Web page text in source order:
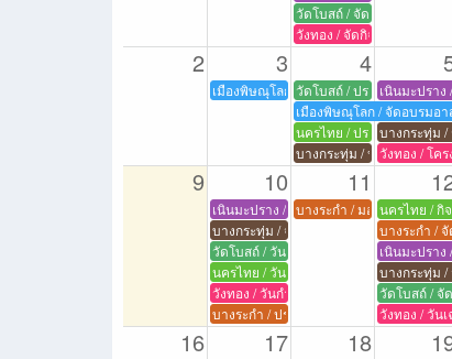
วัดโบสถ์ / จัดกิจกรรมเฉลิม
วังทอง / จัดกิจกรรมเฉลิมพ
2 3 4
เมืองพิษณุโลก / ประชุมซักซ้อมทำความเข้
วัดโบสถ์ / ประชุมประจำเ
เนินมะปราง
เมืองพิษณุโลก / จัดอบรมอ
นครไทย / ประชุมกำนัน ผู้ใ
บางกระทุ่ม /
บางกระทุ่ม / ประชุมประจำ
วังทอง / โค
9 10 11
เนินมะปราง / จัดกิจกรรม วันกำนันผู้ใหญ่บ้
บางระกำ / มอบเงินช่วยเหลือ
นครไทย / กิ
บางกระทุ่ม / จัดกิจกรรมวันกำนัน ผู้ใหญ่บ้า
บางระกำ / จั
วัดโบสถ์ / วันกำนัน ผู้ใหญ่บ้าน ประจำปี
เนินมะปราง
นครไทย / วันกำนัน ผู้ใหญ่บ้าน ฯลฯบางกระทุ่ม
วังทอง / วันกำนันผู้ใหญ่บ้าน ฯลฯวัดโบสถ์ / จั
บางระกำ / ประชุมประจำเดือนกำนัน ผู้ใหญ่
วังทอง / วัน
16 17 18